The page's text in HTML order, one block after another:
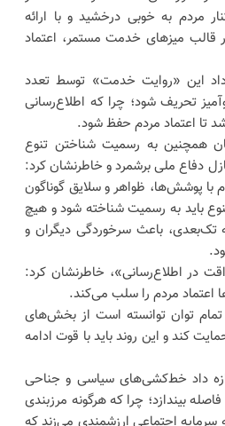
مردم به خوبی درخشید و با ارائه
میز‌های خدمت مستمر، اعتماد
داد این «روایت خدمت» توسط تعدد
تحریف شود؛ چرا که اطلاع‌رسانی
تا اعتماد مردم حفظ شود.
همچنین به رسمیت شناختن تنوع
دفاع ملی برشمرد و خاطرنشان کرد:
با پوشش‌ها، ظواهر و سلایق گوناگون
باید به رسمیت شناخته شود و هیچ
تک‌بعدی، باعث سرخوردگی دیگران و
در اطلاع‌رسانی»، خاطرنشان کرد:
اعتماد مردم را سلب می‌کند.
توان توانسته است از بخش‌های
کند و این روند باید با قوت ادامه
داد خط‌کشی‌های سیاسی و جناحی
بیندازد؛ چرا که هرگونه مرزبندی